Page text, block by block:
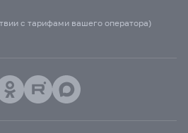
с тарифами вашего оператора)